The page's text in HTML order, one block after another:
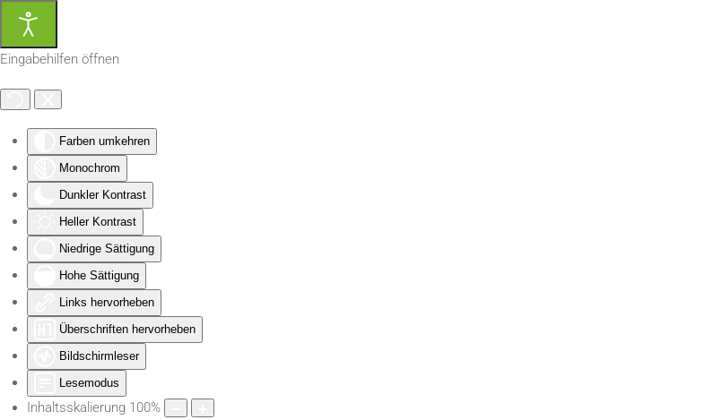
Eingabehilfen öffnen
Farben umkehren
Monochrom
Dunkler Kontrast
Heller Kontrast
Niedrige Sättigung
Hohe Sättigung
Links hervorheben
Überschriften hervorheben
Bildschirmleser
Lesemodus
Inhaltsskalierung 100%
Zum Hauptinhalt springen